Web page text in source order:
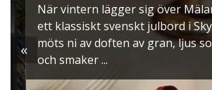
När vintern lägger sig över
ett klassiskt svenskt julbord i
möts ni av doften av gran, ljus
och smaker ...
«